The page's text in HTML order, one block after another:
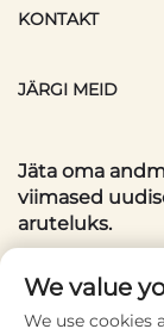
KONTAKT
JÄRGI MEID
Jäta oma
viimased
aruteluks.
Teie
We value
We use cookies